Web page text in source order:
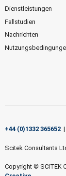
Dienstleistungen
Fallstudien
Nachrichten
+44 (0)1332 365652 |
Scitek Consultants
Copyright © SCITEK